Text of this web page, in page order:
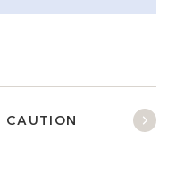
CAUTION